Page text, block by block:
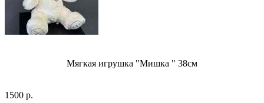
Мягкая игрушка "Мишка " 38см
1500 р.